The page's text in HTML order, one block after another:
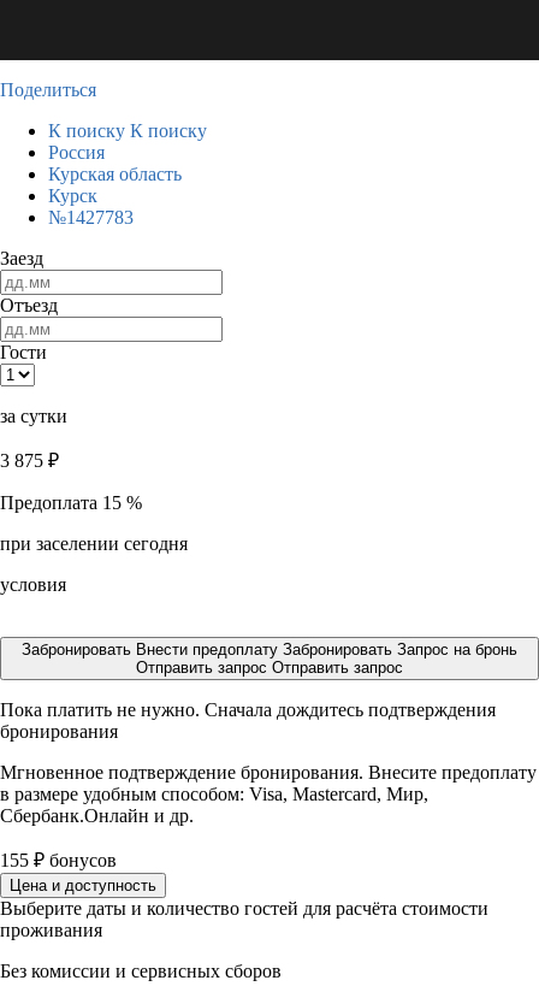
Поделиться
К поиску К поиску
Россия
Курская область
Курск
№1427783
Заезд
Отъезд
Гости
за сутки
3 875 ₽
Предоплата 15 %
при заселении сегодня
условия
Забронировать Внести предоплату Забронировать Запрос на бронь
Отправить запрос Отправить запрос
Пока платить не нужно. Сначала дождитесь подтверждения
бронирования
Мгновенное подтверждение бронирования. Внесите предоплату
в размере удобным способом: Visa, Mastercard, Мир,
Сбербанк.Онлайн и др.
155 ₽ бонусов
Цена и доступность
Выберите даты и количество гостей для расчёта стоимости
проживания
Без комиссии и сервисных сборов